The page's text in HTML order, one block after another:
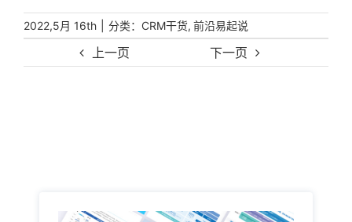
上一页 下一页
2022,5月 16th | 分类： CRM干货, 前沿易起说